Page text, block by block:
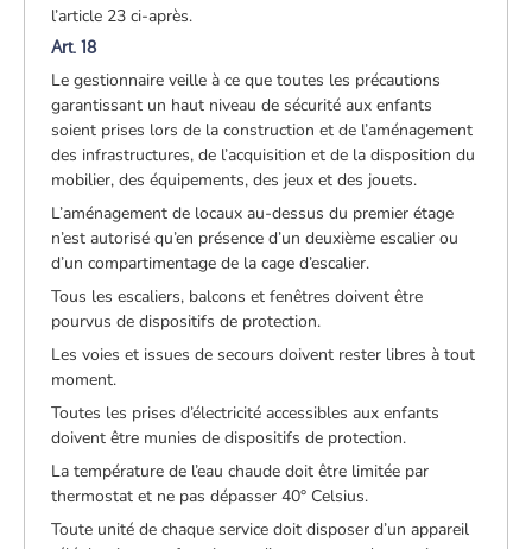
l’article 23 ci-après.
Art. 18
Le gestionnaire veille à ce que toutes les précautions
garantissant un haut niveau de sécurité aux enfants
soient prises lors de la construction et de l’aménagement
des infrastructures, de l’acquisition et de la disposition du
mobilier, des équipements, des jeux et des jouets.
L’aménagement de locaux au-dessus du premier étage
n’est autorisé qu’en présence d’un deuxième escalier ou
d’un compartimentage de la cage d’escalier.
Tous les escaliers, balcons et fenêtres doivent être
pourvus de dispositifs de protection.
Les voies et issues de secours doivent rester libres à tout
moment.
Toutes les prises d’électricité accessibles aux enfants
doivent être munies de dispositifs de protection.
La température de l’eau chaude doit être limitée par
thermostat et ne pas dépasser 40° Celsius.
Toute unité de chaque service doit disposer d’un appareil